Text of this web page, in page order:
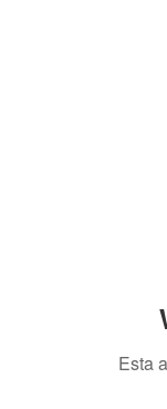
Esta